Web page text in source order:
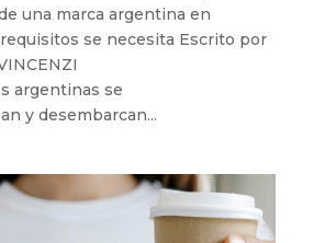
una marca argentina en
se necesita Escrito por
argentinas se
y desembarcan...